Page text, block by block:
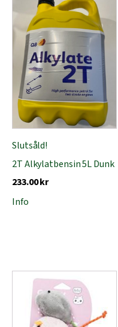
varianter.
De
olika
alternativen
kan
väljas
på
produktsidan
Slutsåld!
2T Alkylatbensin 5L Dunk
233.00kr
Info